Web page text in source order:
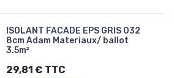
ISOLANT FACADE EPS GRIS 032
8cm Adam Materiaux/ ballot
3.5m²
29,81 € TTC